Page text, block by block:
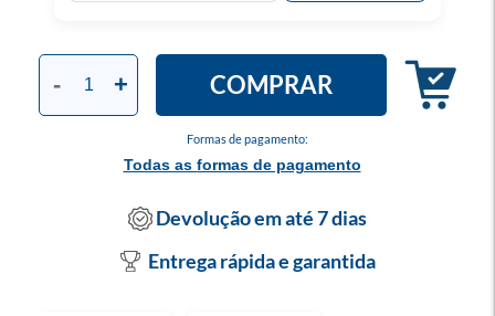
Formas de pagamento:
Todas as formas de pagamento
- + COMPRAR
Devolução em até 7 dias
Entrega rápida e garantida